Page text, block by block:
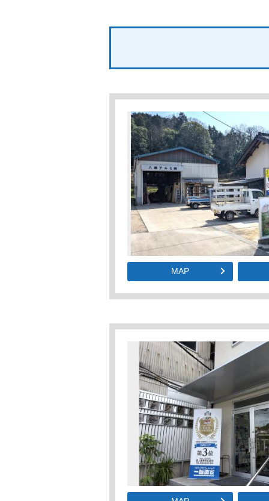
MAP